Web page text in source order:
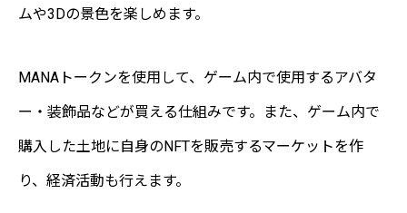
ムや3Dの景色を楽しめます。
MANAトークンを使用して、ゲーム内で使用するアバタ
ー・装飾品などが買える仕組みです。また、ゲーム内で
購入した土地に自身のNFTを販売するマーケットを作
り、経済活動も行えます。